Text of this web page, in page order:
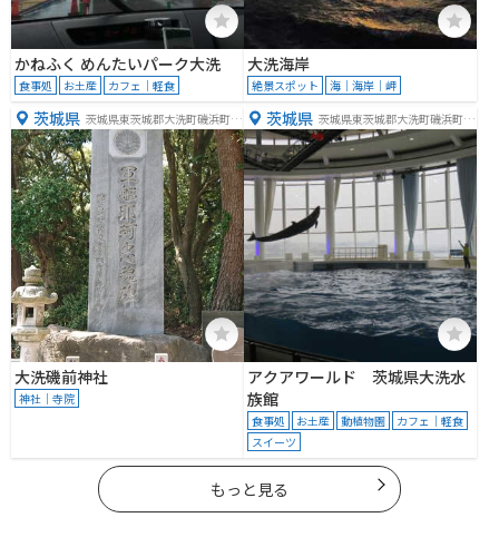
かねふく めんたいパーク大洗
食事処 お土産 カフェ｜軽食
大洗海岸
絶景スポット 海｜海岸｜岬
茨城県 茨城県東茨城郡大洗町磯浜町６
８９０
大洗磯前神社
神社｜寺院
茨城県 茨城県東茨城郡大洗町磯浜町８
２５２−３
アクアワールド 茨城県大洗水
族館
食事処 お土産 動植物園
カフェ｜軽食
スイーツ
もっと見る